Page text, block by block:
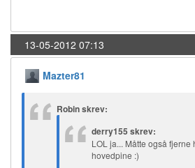
13-05-2012 07:13
Mazter81
Robin skrev:
derry155 skrev:
LOL ja... Måtte også fjerne
hovedpine :)